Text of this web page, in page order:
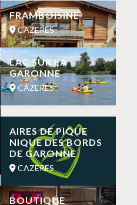
FRAMBOISINE
CAZERES
LAC SUR LA
GARONNE
CAZERES
AIRES DE PIQUE
NIQUE DES BORDS
DE GARONNE
CAZERES
BOUTIQUE